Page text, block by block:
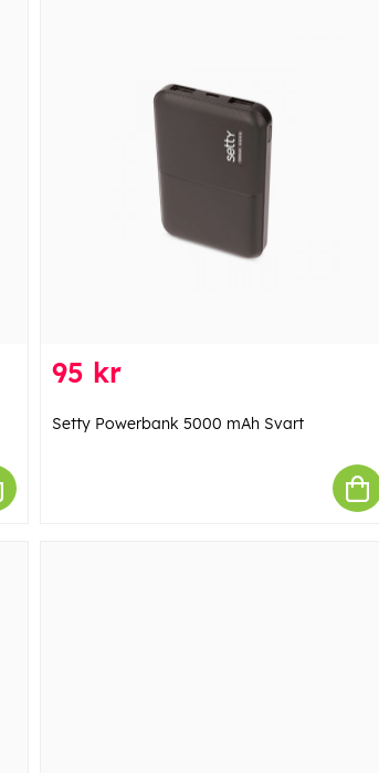
95 kr
Setty Powerbank 5000 mAh Svart